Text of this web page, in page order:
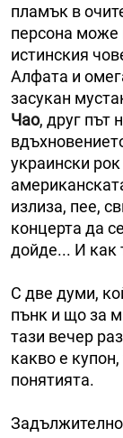
пламък в
персона може
истинския
Алфата и
засукан
Чао, друг път
украински
излиза, пее,
концерта да
дойде... И как
С две думи,
пънк и що за
тази вечер
какво е
понятията.